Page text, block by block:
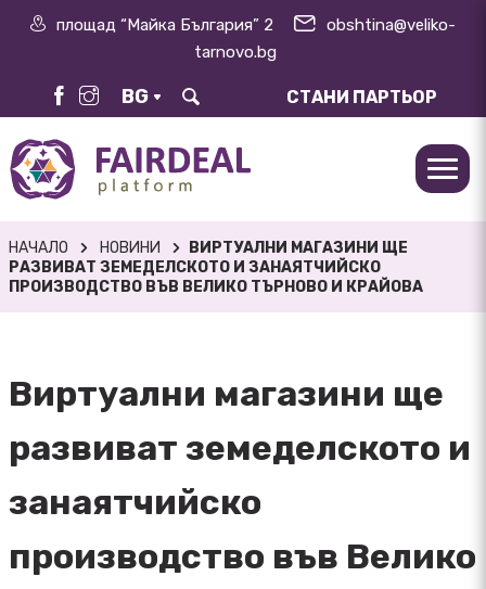
площад “Майка България” 2
obshtina@veliko-
tarnovo.bg
BG СТАНИ ПАРТЬОР
НАЧАЛО НОВИНИ
ВИРТУАЛНИ МАГАЗИНИ ЩЕ
РАЗВИВАТ ЗЕМЕДЕЛСКОТО И ЗАНАЯТЧИЙСКО
ПРОИЗВОДСТВО ВЪВ ВЕЛИКО ТЪРНОВО И КРАЙОВА
Виртуални магазини ще
развиват земеделското и
занаятчийско
производство във Велико